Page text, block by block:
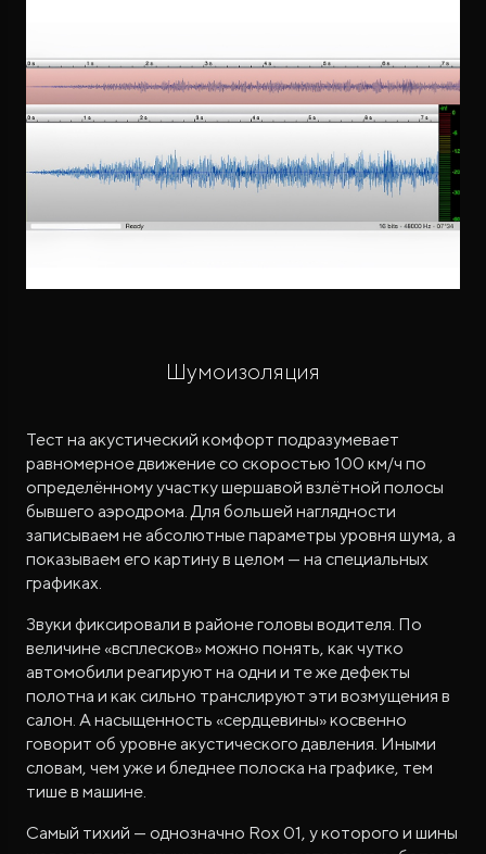
Шумоизоляция
Тест на акустический комфорт подразумевает
равномерное движение со скоростью 100 км/ч по
определённому участку шершавой взлётной полосы
бывшего аэродрома. Для большей наглядности
записываем не абсолютные параметры уровня шума, а
показываем его картину в целом — на специальных
графиках.
Звуки фиксировали в районе головы водителя. По
величине «всплесков» можно понять, как чутко
автомобили реагируют на одни и те же дефекты
полотна и как сильно транслируют эти возмущения в
салон. А насыщенность «сердцевины» косвенно
говорит об уровне акустического давления. Иными
словам, чем уже и бледнее полоска на графике, тем
тише в машине.
Самый тихий — однозначно Rox 01, у которого и шины